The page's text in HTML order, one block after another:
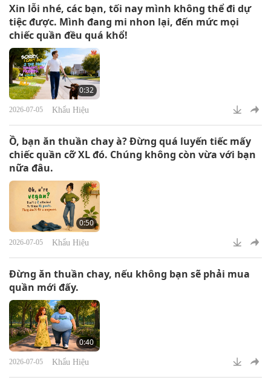
Xin lỗi nhé, các bạn, tối nay mình không thể đi dự
tiệc được. Mình đang mi nhon lại, đến mức mọi
chiếc quần đều quá khổ!
0:32
2026-07-05 Khẩu Hiệu
Ồ, bạn ăn thuần chay à? Đừng quá luyến tiếc mấy
chiếc quần cỡ XL đó. Chúng không còn vừa với bạn
nữa đâu.
0:50
2026-07-05 Khẩu Hiệu
Đừng ăn thuần chay, nếu không bạn sẽ phải mua
quần mới đấy.
0:40
2026-07-05 Khẩu Hiệu